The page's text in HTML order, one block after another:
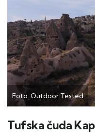
Foto: Outdoor Tested
Tufska čuda